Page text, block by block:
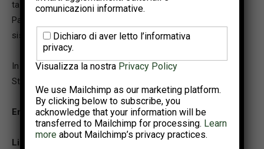
tacchini Easyline 2.0, i pannelli in plastica per il sistema
Pad Climate e il sistema di pulizia ad ultrasuoni con il
sistema Ultraflush.
In FierAvicola ci potrete trovare nel padiglione B7 –
Stand 039.
Email :info@lubing.it
Link ai video dei prodotti:
comunicazioni informative.
Dichiaro di aver letto l’informativa
privacy.
Visualizza la nostra Privacy Policy
We use Mailchimp as our marketing platform.
By clicking below to subscribe, you
acknowledge that your information will be
transferred to Mailchimp for processing. Learn
more about Mailchimp’s privacy practices.